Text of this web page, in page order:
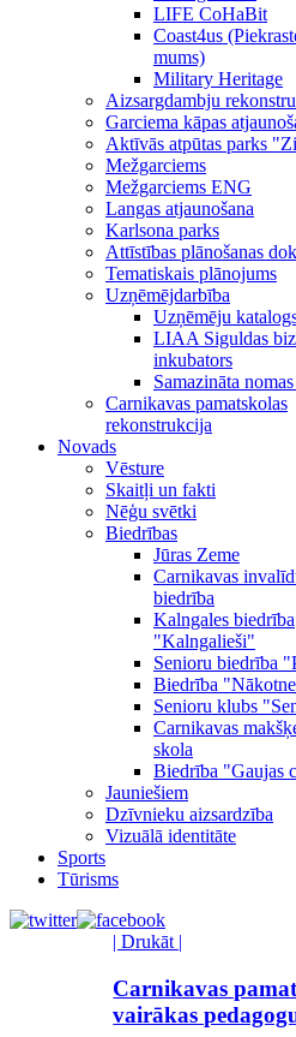
LIFE CoHaBit
Coast4us
mums)
Military Heritage
Aizsargdambju
Garciema kāpas
Aktīvās atpūtas parks
Mežgarciems
Mežgarciems ENG
Langas atjaunošana
Karlsona parks
Attīstības plānošanas
Tematiskais plānojums
Uzņēmējdarbība
Uzņēmēju
LIAA Siguldas
inkubators
Samazināta
Carnikavas pamatskolas
rekonstrukcija
Novads
Vēsture
Skaitļi un fakti
Nēģu svētki
Biedrības
Jūras Zeme
Carnikavas
biedrība
Kalngales biedrība
"Kalngalieši"
Senioru biedrība
Biedrība
Senioru klubs
Carnikavas
skola
Biedrība "Gaujas
Jauniešiem
Dzīvnieku aizsardzība
Vizuālā identitāte
Sports
Tūrisms
| Drukāt |
Carnikavas
vairākas